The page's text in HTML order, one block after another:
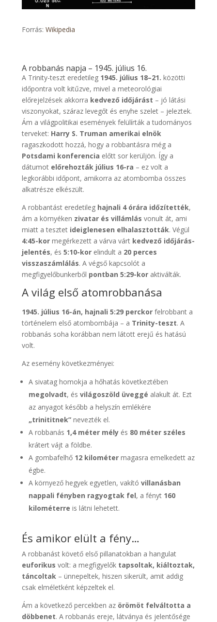
Forrás: Wikipedia
A robbanás napja – 1945. július 16.
A Trinity-teszt eredetileg 1945. július 18–21. közötti
időpontra volt kitűzve, mivel a meteorológiai
előrejelzések akkorra kedvező időjárást – jó látási
viszonyokat, száraz levegőt és enyhe szelet – jeleztek.
Ám a világpolitikai események felülírták a tudományos
terveket: Harry S. Truman amerikai elnök
ragaszkodott hozzá, hogy a robbantásra még a
Potsdami konferencia előtt sor kerüljön. Így a
dátumot előrehozták július 16-ra – ez volt a
legkorábbi időpont, amikorra az atombomba összes
alkatrésze elkészült.
A robbantást eredetileg hajnali 4 órára időzítették,
ám a környéken zivatar és villámlás vonult át, ami
miatt a tesztet ideiglenesen elhalasztották. Végül
4:45-kormegérkezett a várva várt kedvező időjárás-
jelentés, és 5:10-korelindult a 20 perces
visszaszámlálás. A végső kapcsolót a
megfigyelőbunkerből pontban 5:29-koraktiválták.
A világ első atomrobbanása
1945. július 16-án, hajnali 5:29 perckorfelrobbant a
történelem első atombombája – a Trinity-teszt. A
robbanás soha korábban nem látott erejű és hatású
volt.
Az esemény következményei:
A sivatag homokja a hőhatás következtében
megolvadt, és világoszöld üveggé alakult át. Ezt
az anyagot később a helyszín emlékére
„trinititnek”nevezték el.
A robbanás 1,4 méter mélyés 80 méter széles
krátert vájt a földbe.
A gombafelhő 12 kilométermagasra emelkedett az
égbe.
A környező hegyek egyetlen, vakító villanásban
nappali fényben ragyogtak fel, a fényt 160
kilométerre is látni lehetett.
És amikor elült a fény…
A robbanást követő első pillanatokban a hangulat
euforikus volt: a megfigyelők tapsoltak, kiáltoztak,
táncoltak– ünnepeltek, hiszen sikerült, amit addig
csak elméletként képzeltek el.
Ám a következő percekben az örömöt felváltotta a
döbbenet. A robbanás ereje, látványa és jelentősége